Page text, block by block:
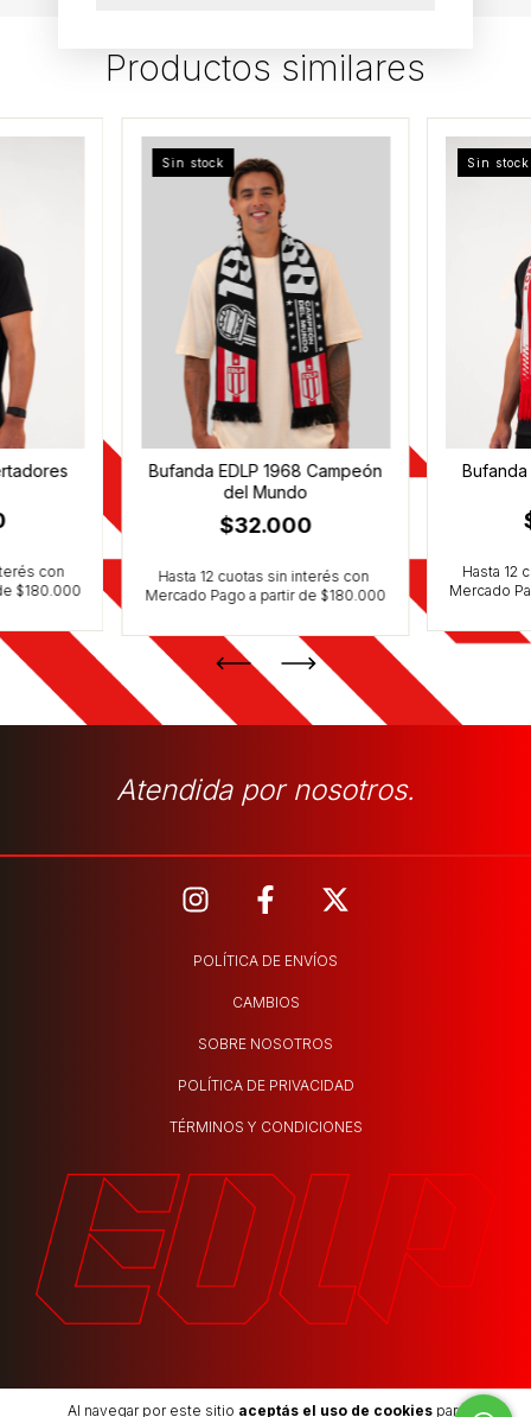
Al navegar por este sitio aceptás el uso de cookiespara
Productos similares
Sin stock
Bufanda EDLP 1968 Campeón
del Mundo
$32.000
Sin stock
Atendida por nosotros.
POLÍTICA DE ENVÍOS
CAMBIOS
SOBRE NOSOTROS
POLÍTICA DE PRIVACIDAD
TÉRMINOS Y CONDICIONES